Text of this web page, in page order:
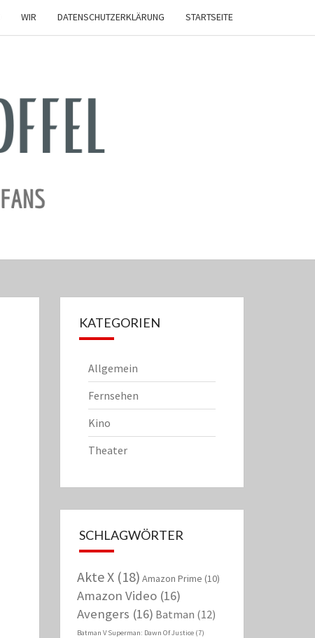
WIR DATENSCHUTZERKLÄRUNG STARTSEITE
KATEGORIEN
Allgemein
Fernsehen
Kino
Theater
SCHLAGWÖRTER
Akte X(18) Amazon Prime (10)
Amazon Video(16)
Avengers (16) Batman (12)
Batman V Superman: Dawn Of Justice(7)